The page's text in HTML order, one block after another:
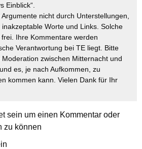
Einblick“.
nicht durch Unterstellungen,
Worte und Links. Solche
Ihre Kommentare werden
Verantwortung bei TE liegt. Bitte
zwischen Mitternacht und
es, je nach Aufkommen, zu
kommen kann. Vielen Dank für Ihr
sein um einen Kommentar oder
zu können